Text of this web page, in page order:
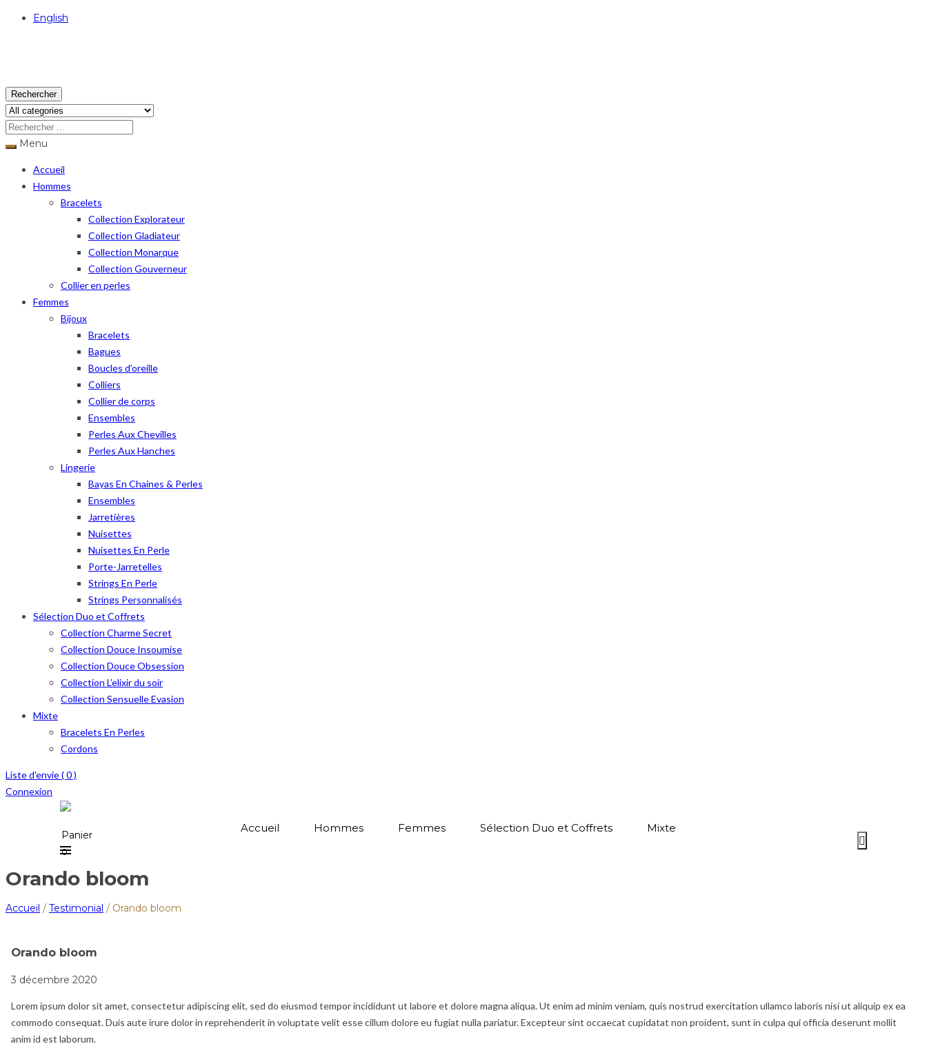
English
Rechercher
Menu
Accueil
Hommes
Bracelets
Collection Explorateur
Collection Gladiateur
Collection Monarque
Collection Gouverneur
Collier en perles
Femmes
Bijoux
Bracelets
Bagues
Boucles d’oreille
Colliers
Collier de corps
Ensembles
Perles Aux Chevilles
Perles Aux Hanches
Lingerie
Bayas En Chaines & Perles
Ensembles
Jarretières
Nuisettes
Nuisettes En Perle
Porte-Jarretelles
Strings En Perle
Strings Personnalisés
Sélection Duo et Coffrets
Collection Charme Secret
Collection Douce Insoumise
Collection Douce Obsession
Collection L’elixir du soir
Collection Sensuelle Evasion
Mixte
Bracelets En Perles
Cordons
Liste d'envie (0)
Connexion
Accueil Hommes Femmes Sélection Duo et Coffrets Mixte
Panier
0
Orando bloom
Accueil / Testimonial / Orando bloom
Orando bloom
3 décembre 2020
Lorem ipsum dolor sit amet, consectetur adipiscing elit, sed do eiusmod tempor incididunt ut labore et dolore magna aliqua. Ut enim ad minim veniam, quis nostrud exercitation ullamco laboris nisi ut aliquip ex ea
commodo consequat. Duis aute irure dolor in reprehenderit in voluptate velit esse cillum dolore eu fugiat nulla pariatur. Excepteur sint occaecat cupidatat non proident, sunt in culpa qui officia deserunt mollit
anim id est laborum.